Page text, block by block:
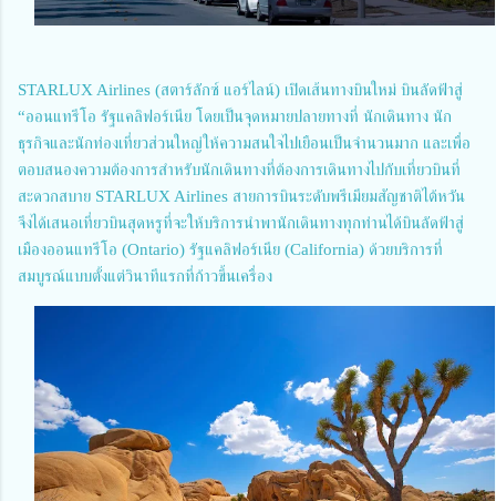
STARLUX Airlines (สตาร์ลักซ์ แอร์ไลน์) เปิดเส้นทางบินใหม่ บินลัดฟ้าสู่
“ออนแทรีโอ รัฐแคลิฟอร์เนีย โดยเป็นจุดหมายปลายทางที่ นักเดินทาง นัก
ธุรกิจและนักท่องเที่ยวส่วนใหญ่ให้ความสนใจไปเยือนเป็นจำนวนมาก และเพื่อ
ตอบสนองความต้องการสำหรับนักเดินทางที่ต้องการเดินทางไปกับเที่ยวบินที่
สะดวกสบาย STARLUX Airlines สายการบินระดับพรีเมียมสัญชาติไต้หวัน
จึงได้เสนอเที่ยวบินสุดหรูที่จะให้บริการนำพานักเดินทางทุกท่านได้บินลัดฟ้าสู่
เมืองออนแทรีโอ (Ontario) รัฐแคลิฟอร์เนีย (California) ด้วยบริการที่
สมบูรณ์แบบตั้งแต่วินาทีแรกที่ก้าวขึ้นเครื่อง